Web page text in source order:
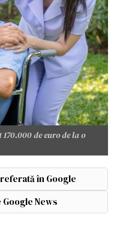
de euro de la o
în Google
News